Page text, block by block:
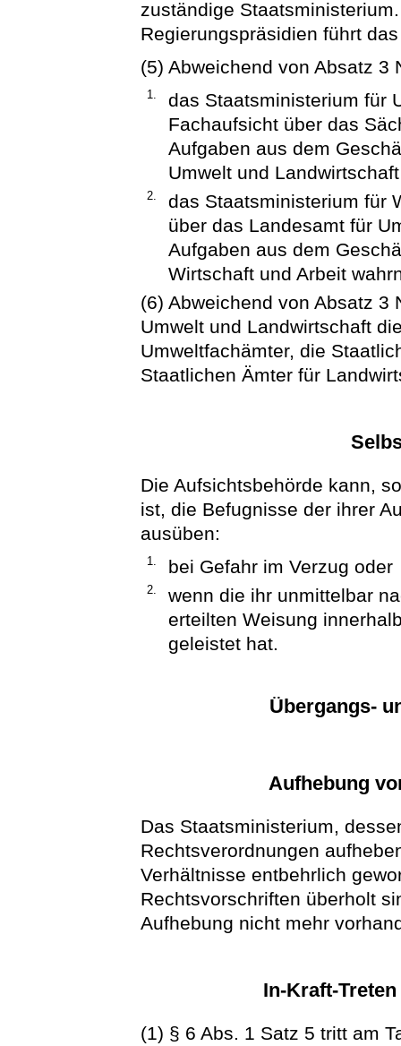
zuständige
Regierungspräsidien führt
(5) Abweichend von Absatz 3
1.
das Staatsministerium für
Fachaufsicht über das
Aufgaben aus dem
Umwelt und
2.
das Staatsministerium für
über das Landesamt für
Aufgaben aus dem
Wirtschaft und Arbeit
(6) Abweichend von Absatz 3
Umwelt und Landwirtschaft
Umweltfachämter, die
Staatlichen Ämter für
Die Aufsichtsbehörde kann,
ist, die Befugnisse der ihrer
ausüben:
1. bei Gefahr im Verzug oder
2.
wenn die ihr unmittelbar
erteilten Weisung
geleistet hat.
Übergangs-
Aufhebung
Das Staatsministerium,
Rechtsverordnungen
Verhältnisse entbehrlich
Rechtsvorschriften überholt
Aufhebung nicht mehr
In-Kraft-
(1) § 6 Abs. 1 Satz 5 tritt am